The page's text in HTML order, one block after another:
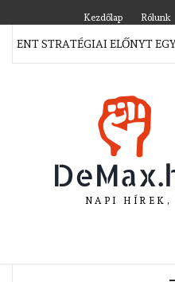
to
content
Kezdőlap Rólunk
STRATÉGIAI ELŐNYT
NAPI HÍREK,